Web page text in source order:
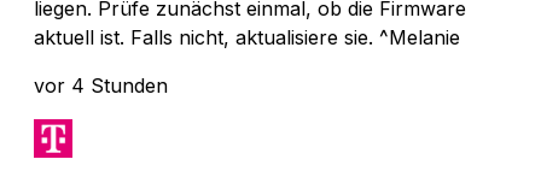
liegen. Prüfe zunächst einmal, ob die Firmware
aktuell ist. Falls nicht, aktualisiere sie. ^Melanie
vor 4 Stunden